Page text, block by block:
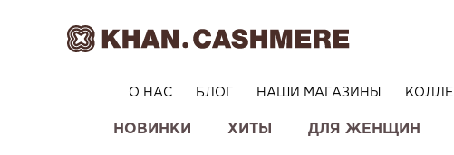
О НАС БЛОГ НАШИ МАГАЗИНЫ
НОВИНКИ ХИТЫ ДЛЯ ЖЕНЩИН